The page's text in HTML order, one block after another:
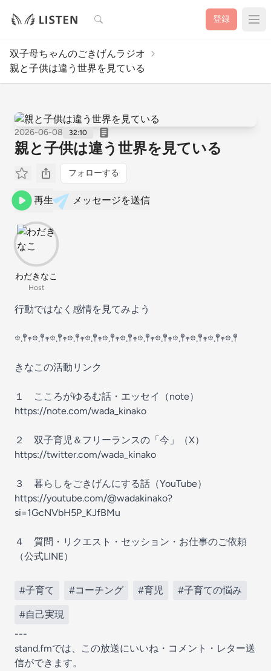
検索 登録
双子母ちゃんのごきげんラジオ
親と子供は違う世界を見ている
2026-06-08 32:10
親と子供は違う世界を見ている
フォローする
再生 メッセージを送信
わだきなこ
Host
行動ではなく感情を見てみよう
𖡼.𖤣𖥧𖡼.𖤣𖥧𖡼.𖤣𖥧𖡼.𖤣𖥧𖡼.𖤣𖥧𖡼.𖤣𖥧𖡼.𖤣𖥧𖡼.𖤣𖥧𖡼.𖤣𖥧𖡼.𖤣𖥧𖡼.𖤣𖥧𖡼.𖤣𖥧𖡼.𖤣
きなこの活動リンク
１ こころがゆるむ話・エッセイ（note）
https://note.com/wada_kinako
２ 双子育児＆フリーランスの「今」（X）
https://twitter.com/wada_kinako
３ 暮らしをごきげんにする話（YouTube）
https://youtube.com/@wadakinako?
si=1GcNVbH5P_KJfBMu
４ 質問・リクエスト・セッション・お仕事のご依頼
（公式LINE）
#子育て #コーチング #育児 #子育ての悩み
#自己実現
---
stand.fmでは、この放送にいいね・コメント・レター送
信ができます。